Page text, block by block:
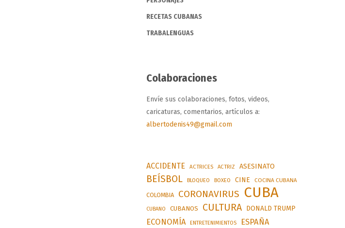
RECETAS CUBANAS
TRABALENGUAS
Colaboraciones
Envíe sus colaboraciones, fotos, videos,
caricaturas, comentarios, artículos a:
albertodenis49@gmail.com
ACCIDENTE ACTRICES ACTRIZ ASESINATO
BEÍSBOL BLOQUEO BOXEO CINE COCINA CUBANA
COLOMBIA CORONAVIRUS CUBA
CUBANO CUBANOS CULTURA DONALD TRUMP
ECONOMÍA ENTRETENIMIENTOS ESPAÑA